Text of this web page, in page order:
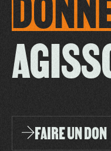
FAIRE UN DON